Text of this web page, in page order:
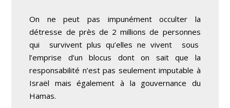
On ne peut pas impunément occulter la
détresse de près de 2 millions de personnes
qui survivent plus qu’elles ne vivent sous
l’emprise d’un blocus dont on sait que la
responsabilité n’est pas seulement imputable à
Israël mais également à la gouvernance du
Hamas.